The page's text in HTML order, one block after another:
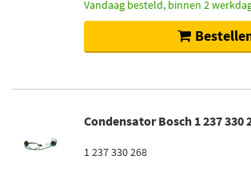
Vandaag besteld, binnen 2
Condensator Bosch 1 237 330
1 237 330 268